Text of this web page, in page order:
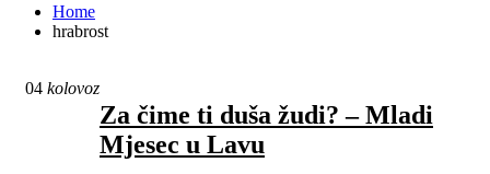
Home
hrabrost
04 kolovoz
Za čime ti duša žudi? – Mladi
Mjesec u Lavu